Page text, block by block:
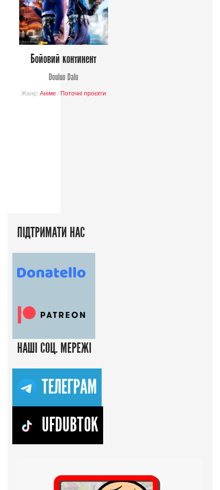
Бойовий континент
Douluo Dalu
Жанр: Аніме / Поточні проєкти
ПІДТРИМАТИ НАС
НАШІ СОЦ. МЕРЕЖІ
ТЕЛЕГРАМ
UFDUBTOK